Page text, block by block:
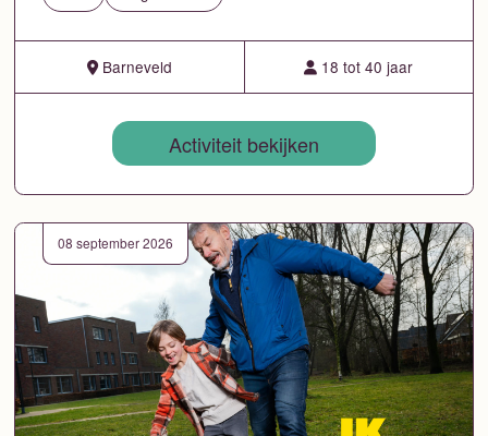
Barneveld 18 tot 40 jaar
Activiteit bekijken
08 september 2026